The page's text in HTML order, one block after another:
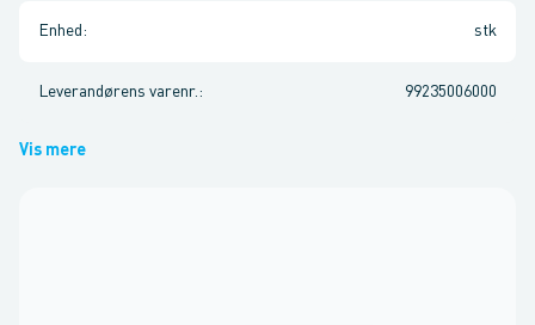
Enhed : stk
Leverandørens varenr. : 99235006000
Vis mere